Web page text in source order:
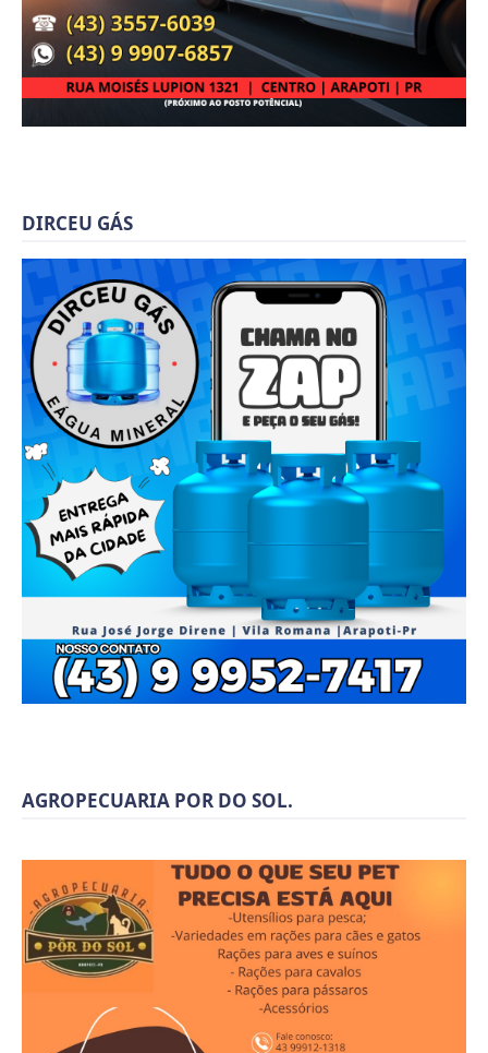
DIRCEU GÁS
AGROPECUARIA POR DO SOL.